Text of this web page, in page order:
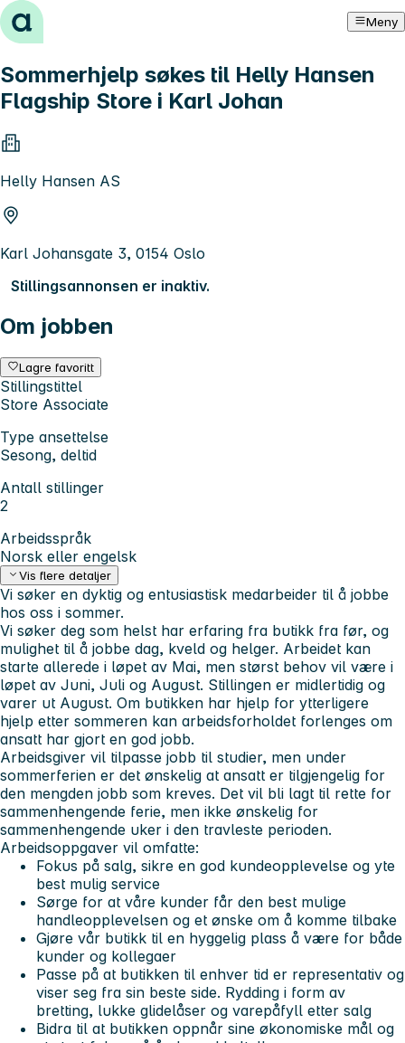
Hopp til innhold Meny
Sommerhjelp søkes til Helly Hansen
Flagship Store i Karl Johan
Helly Hansen AS
Karl Johansgate 3, 0154 Oslo
Stillingsannonsen er inaktiv.
Om jobben
Lagre favoritt
Stillingstittel
Store Associate
Type ansettelse
Sesong, deltid
Antall stillinger
2
Arbeidsspråk
Norsk eller engelsk
Vis flere detaljer
Vi søker en dyktig og entusiastisk medarbeider til å jobbe
hos oss i sommer.
Vi søker deg som helst har erfaring fra butikk fra før, og
mulighet til å jobbe dag, kveld og helger. Arbeidet kan
starte allerede i løpet av Mai, men størst behov vil være i
løpet av Juni, Juli og August. Stillingen er midlertidig og
varer ut August. Om butikken har hjelp for ytterligere
hjelp etter sommeren kan arbeidsforholdet forlenges om
ansatt har gjort en god jobb.
Arbeidsgiver vil tilpasse jobb til studier, men under
sommerferien er det ønskelig at ansatt er tilgjengelig for
den mengden jobb som kreves. Det vil bli lagt til rette for
sammenhengende ferie, men ikke ønskelig for
sammenhengende uker i den travleste perioden.
Arbeidsoppgaver vil omfatte:
Fokus på salg, sikre en god kundeopplevelse og yte
best mulig service
Sørge for at våre kunder får den best mulige
handleopplevelsen og et ønske om å komme tilbake
Gjøre vår butikk til en hyggelig plass å være for både
kunder og kollegaer
Passe på at butikken til enhver tid er representativ og
viser seg fra sin beste side. Rydding i form av
bretting, lukke glidelåser og varepåfyll etter salg
Bidra til at butikken oppnår sine økonomiske mål og